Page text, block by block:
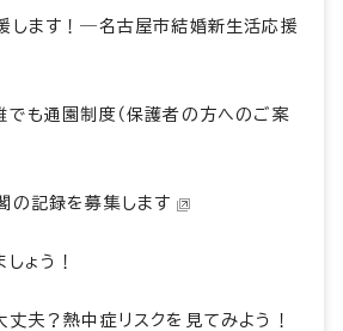
します！―名古屋市結婚新生活応援
でも通園制度（保護者の方へのご案
の記録を募集します
ょう！
丈夫？熱中症リスクを見てみよう！